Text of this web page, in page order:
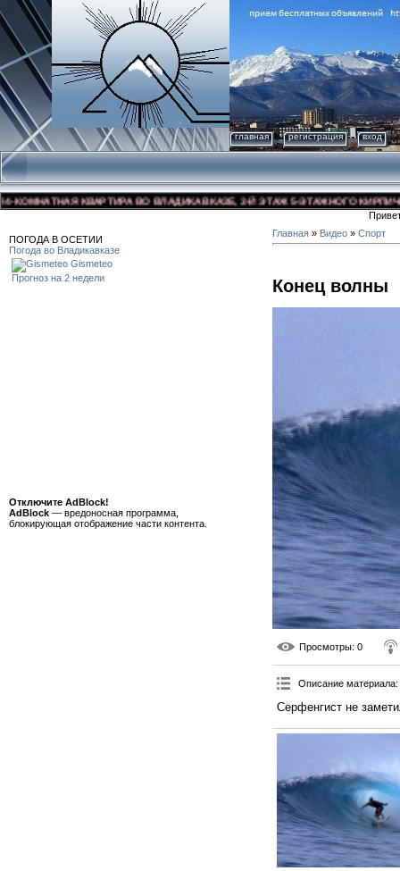
главная регистрация вход
КВАРТИРА ВО ВЛАДИКАВКАЗЕ, 3-Й ЭТАЖ 5-ЭТАЖНОГО
ПОГОДА В ОСЕТИИ
Погода во Владикавказе
Gismeteo
Прогноз на 2 недели
Отключите AdBlock!
AdBlock — вредоносная программа,
блокирующая отображение части контента.
Главная » Видео » Спорт
Конец волны
Просмотры: 0
Описание материала:
Серфенгист не